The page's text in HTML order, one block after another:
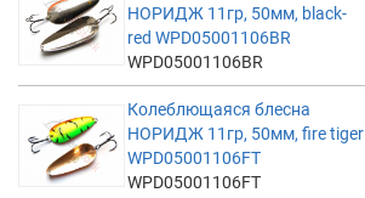
НОРИДЖ 11гр, 50мм, black-
red WPD05001106BR
WPD05001106BR
Колеблющаяся блесна
НОРИДЖ 11гр, 50мм, fire tiger
WPD05001106FT
WPD05001106FT